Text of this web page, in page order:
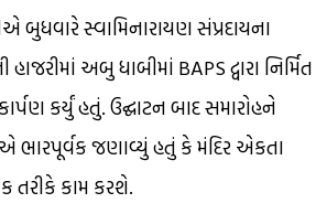
બુધવારે સ્વામિનારાયણ સંપ્રદાયના
અબુ ધાબીમાં BAPS દ્વારા નિર્મિત
કર્યું હતું. ઉદ્ઘાટન બાદ સમારોહને
ભારપૂર્વક જણાવ્યું હતું કે મંદિર એકતા
તરીકે કામ કરશે.